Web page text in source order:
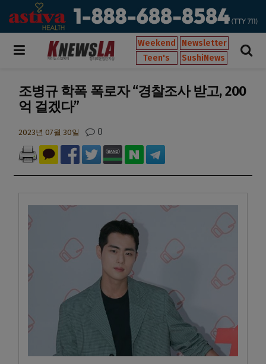
Weekend
Newsletter
Teen's
SushiNews
조병규 학폭 폭로자 “경찰조사 받고, 200
억 걸겠다”
2023년 07월 30일 0